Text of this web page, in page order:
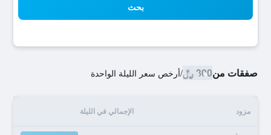
بحث
صفقات من300 ﷼ /أرخص سعر الليلة الواحدة
مزود الإجمالي في الليلة